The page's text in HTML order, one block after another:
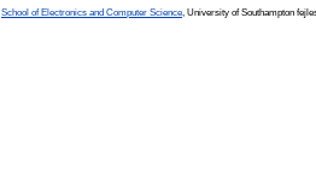
School of Electronics and Computer Science , University of Southampton